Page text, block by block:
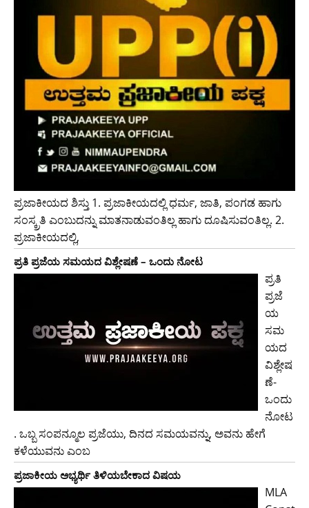
ಪ್ರಜಾಕೀಯದ ಶಿಸ್ತು 1. ಪ್ರಜಾಕೀಯದಲ್ಲಿ ಧರ್ಮ, ಜಾತಿ, ಪಂಗಡ ಹಾಗು
ಸಂಸ್ಕ್ರತಿ ಎಂಬುದನ್ನು ಮಾತನಾಡುವಂತಿಲ್ಲ ಹಾಗು ದೂಷಿಸುವಂತಿಲ್ಲ. 2.
ಪ್ರಜಾಕೀಯದಲ್ಲಿ,
ಪ್ರತಿ ಪ್ರಜೆಯ ಸಮಯದ ವಿಶ್ಲೇಷಣೆ – ಒಂದು ನೋಟ
ಪ್ರತಿ
ಪ್ರಜೆ
ಯ
ಸಮ
ಯದ
ವಿಶ್ಲೇಷ
ಣೆ-
ಒಂದು
ನೋಟ
. ಒಬ್ಬ ಸಂಪನ್ಮೂಲ ಪ್ರಜೆಯು, ದಿನದ ಸಮಯವನ್ನು, ಅವನು ಹೇಗೆ
ಕಳೆಯುವನು ಎಂಬ
ಪ್ರಜಾಕೀಯ ಅಭ್ಯರ್ಥಿ ತಿಳಿಯಬೇಕಾದ ವಿಷಯ
MLA